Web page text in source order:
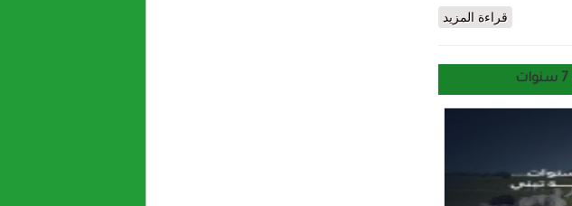
قراءة المزيد